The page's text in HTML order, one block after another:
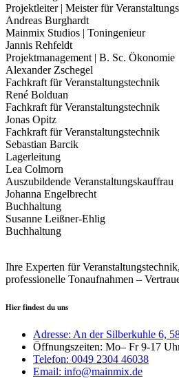
Projektleiter | Meister für
Andreas Burghardt
Mainmix Studios | Toningenieur
Jannis Rehfeldt
Projektmanagement | B. Sc. Ökonomie
Alexander Zschegel
Fachkraft für Veranstaltungstechnik
René Bolduan
Fachkraft für Veranstaltungstechnik
Jonas Opitz
Fachkraft für Veranstaltungstechnik
Sebastian Barcik
Lagerleitung
Lea Colmorn
Auszubildende Veranstaltungskauffrau
Johanna Engelbrecht
Buchhaltung
Susanne Leißner-Ehlig
Buchhaltung
Ihre Experten für
professionelle Tonaufnahmen –
Hier findest du uns
Adresse: An der Silberkuhle 6,
Öffnungszeiten: Mo– Fr 9-17
Telefon: 0049 2304 46038
Email: info@mainmix.de